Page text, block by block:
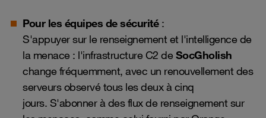
Pour les équipes de sécurité:
S'appuyer sur le renseignement et l'intelligence de
la menace : l'infrastructure C2 deSocGholish
change fréquemment, avec un renouvellement des
serveurs observé tous les deux à cinq
jours. S'abonner à des flux de renseignement sur